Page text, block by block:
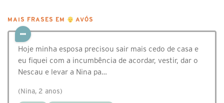
MAIS FRASES EM AVÓS
Hoje minha esposa precisou sair mais cedo de casa e
eu fiquei com a incumbência de acordar, vestir, dar o
Nescau e levar a Nina pa…
(Nina, 2 anos)